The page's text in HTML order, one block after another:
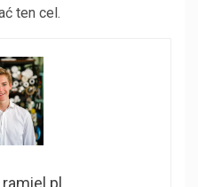
ten cel.